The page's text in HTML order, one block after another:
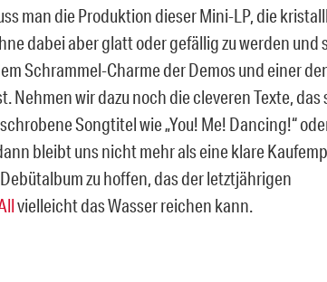
man die Produktion dieser Mini-LP, die
dabei aber glatt oder gefällig zu werden und
Schrammel-Charme der Demos und einer
Nehmen wir dazu noch die cleveren Texte, das
Songtitel wie „You! Me! Dancing!“
bleibt uns nicht mehr als eine klare
zu hoffen, das der letztjährigen
vielleicht das Wasser reichen kann.